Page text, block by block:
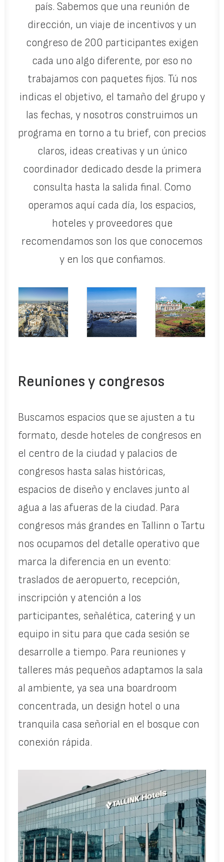
país. Sabemos que una reunión de
dirección, un viaje de incentivos y un
congreso de 200 participantes exigen
cada uno algo diferente, por eso no
trabajamos con paquetes fijos. Tú nos
indicas el objetivo, el tamaño del grupo y
las fechas, y nosotros construimos un
programa en torno a tu brief, con precios
claros, ideas creativas y un único
coordinador dedicado desde la primera
consulta hasta la salida final. Como
operamos aquí cada día, los espacios,
hoteles y proveedores que
recomendamos son los que conocemos
y en los que confiamos.
Reuniones y congresos
Buscamos espacios que se ajusten a tu
formato, desde hoteles de congresos en
el centro de la ciudad y palacios de
congresos hasta salas históricas,
espacios de diseño y enclaves junto al
agua a las afueras de la ciudad. Para
congresos más grandes en Tallinn o Tartu
nos ocupamos del detalle operativo que
marca la diferencia en un evento:
traslados de aeropuerto, recepción,
inscripción y atención a los
participantes, señalética, catering y un
equipo in situ para que cada sesión se
desarrolle a tiempo. Para reuniones y
talleres más pequeños adaptamos la sala
al ambiente, ya sea una boardroom
concentrada, un design hotel o una
tranquila casa señorial en el bosque con
conexión rápida.